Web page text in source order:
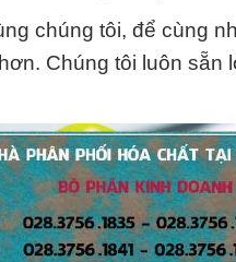
chúng tôi, để cùng
Chúng tôi luôn sẵn